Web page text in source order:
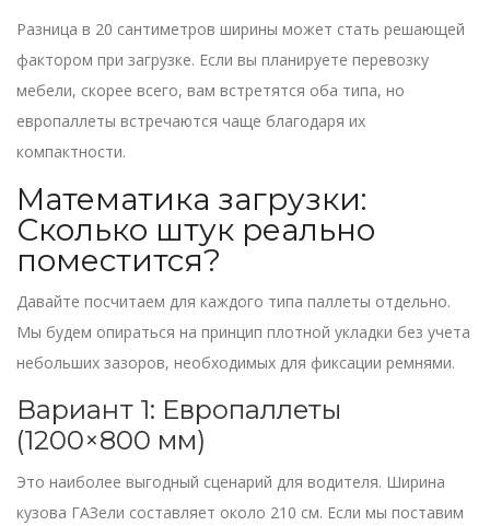
Разница в 20 сантиметров ширины может стать решающей
фактором при загрузке. Если вы планируете перевозку
мебели, скорее всего, вам встретятся оба типа, но
европаллеты встречаются чаще благодаря их
компактности.
Математика загрузки:
Сколько штук реально
поместится?
Давайте посчитаем для каждого типа паллеты отдельно.
Мы будем опираться на принцип плотной укладки без учета
небольших зазоров, необходимых для фиксации ремнями.
Вариант 1: Европаллеты
(1200×800 мм)
Это наиболее выгодный сценарий для водителя. Ширина
кузова ГАЗели составляет около 210 см. Если мы поставим